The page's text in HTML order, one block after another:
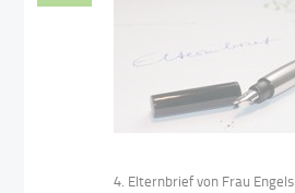
4. Elternbrief von Frau Engels